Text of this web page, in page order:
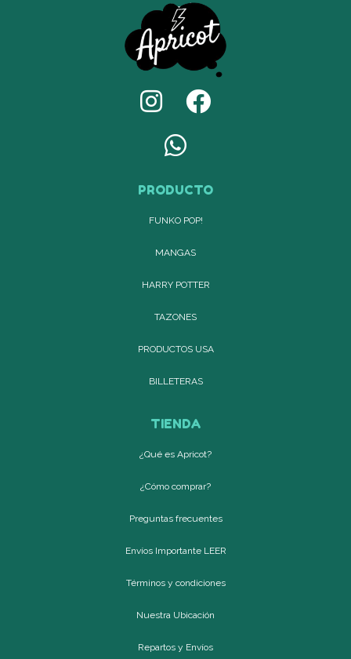
PRODUCTO
FUNKO POP!
MANGAS
HARRY POTTER
TAZONES
PRODUCTOS USA
BILLETERAS
TIENDA
¿Qué es Apricot?
¿Cómo comprar?
Preguntas frecuentes
Envíos Importante LEER
Términos y condiciones
Nuestra Ubicación
Repartos y Envíos